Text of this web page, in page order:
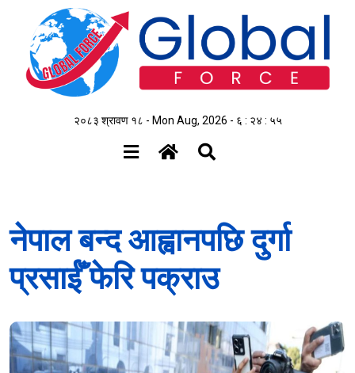
२०८३ श्रावण १८ - Mon Aug, 2026 - ६ : २४ : ५५
नेपाल बन्द आह्वानपछि दुर्गा
प्रसाईँ फेरि पक्राउ